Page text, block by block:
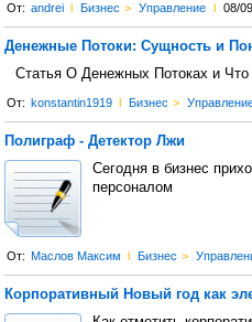
От: andrei l Бизнес > Управление l 08/
Денежные Потоки: Сущность и
Статья О Денежных Потоках и
От: konstantin1919 l Бизнес >
Полиграф - Детектор Лжи
Сегодня в бизнес
персоналом
От: Маслов Максим l Бизнес >
Корпоративный Новый год как